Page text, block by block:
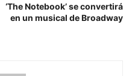
‘The Notebook’ se convertirá
en un musical de Broadway